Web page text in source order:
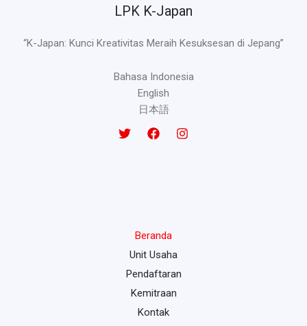
LPK K-Japan
“K-Japan: Kunci Kreativitas Meraih Kesuksesan di Jepang”
Bahasa Indonesia
English
日本語
Beranda
Unit Usaha
Pendaftaran
Kemitraan
Kontak